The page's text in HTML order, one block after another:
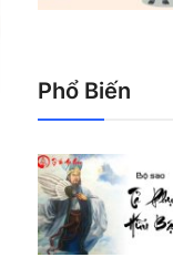
Phổ Biến